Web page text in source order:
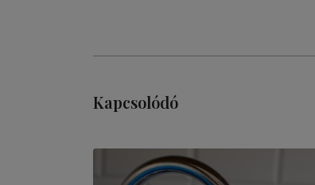
Kapcsolódó